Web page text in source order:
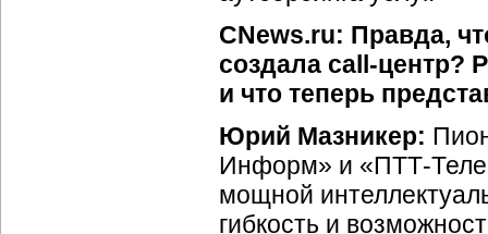
CNews.ru: Правда,
создала call-центр?
и что теперь
Юрий Мазникер:
Информ» и «ПТТ-
мощной
гибкость и